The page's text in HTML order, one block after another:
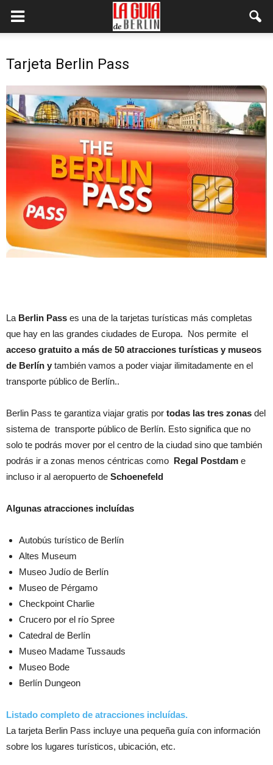
Tarjeta Berlin Pass
La Berlin Pass es una de la tarjetas turísticas más completas
que hay en las grandes ciudades de Europa. Nos permite el
acceso gratuito a más de 50 atracciones turísticas y museos
de Berlín y también vamos a poder viajar ilimitadamente en el
transporte público de Berlín..
Berlin Pass te garantiza viajar gratis por todas las tres zonas del
sistema de transporte público de Berlín. Esto significa que no
solo te podrás mover por el centro de la ciudad sino que también
podrás ir a zonas menos céntricas como Regal Postdam e
incluso ir al aeropuerto de Schoenefeld
Algunas atracciones incluídas
Autobús turístico de Berlín
Altes Museum
Museo Judío de Berlín
Museo de Pérgamo
Checkpoint Charlie
Crucero por el río Spree
Catedral de Berlín
Museo Madame Tussauds
Museo Bode
Berlín Dungeon
Listado completo de atracciones incluídas.
La tarjeta Berlin Pass incluye una pequeña guía con información
sobre los lugares turísticos, ubicación, etc.